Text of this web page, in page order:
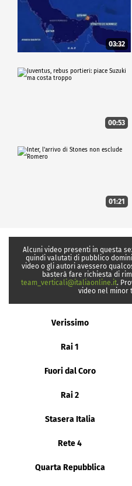
03:32
00:53
01:21
Alcuni video presenti in questa
quindi valutati di pubblico
video o gli autori avessero
basterà fare richiesta di
team_verticali@italiaonline.it.
video nel minor
Verissimo
Rai 1
Fuori dal Coro
Rai 2
Stasera Italia
Rete 4
Quarta Repubblica